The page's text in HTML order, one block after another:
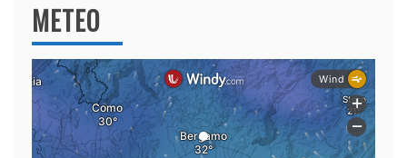
METEO